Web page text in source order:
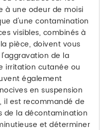
à une odeur de moisi
d'une contamination
visibles, combinés à
pièce, doivent vous
de la
irritation cutanée ou
également
en suspension
il est recommandé de
de la décontamination
et déterminer